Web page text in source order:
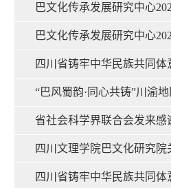
巴文化传承发展研究中心
巴文化传承发展研究中心
四川省铸牢中华民族共同体
“巴风蜀韵·同心共铸”川渝
省社会科学界联合会发来
四川文理学院巴文化研究院
四川省铸牢中华民族共同体